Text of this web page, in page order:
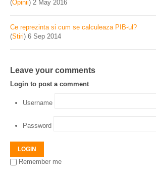
(Opinii) 2 May 2016
Ce reprezinta si cum se calculeaza PIB-ul?
(Stiri) 6 Sep 2014
Leave your comments
Login to post a comment
Username
Password
LOGIN
Remember me